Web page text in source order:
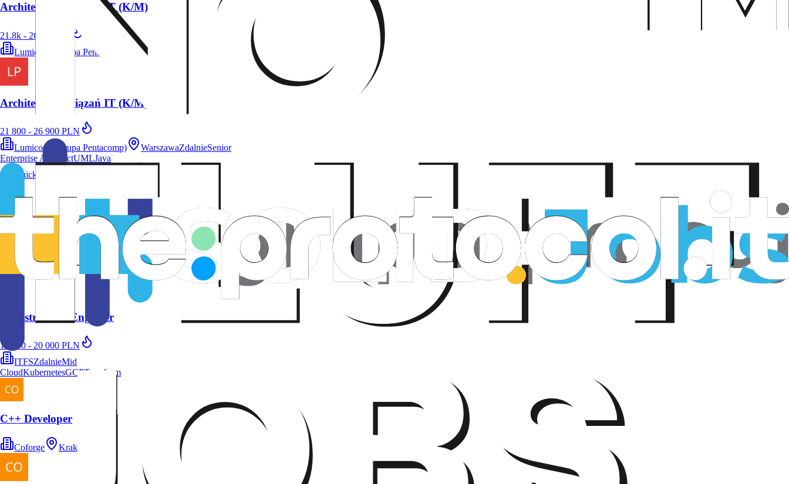
Architekt Rozwiązań IT (K/M)
21.8k - 26.9k PLN
Lumicode (Grupa Pentacomp)
Warszawa
Architekt Rozwiązań IT (K/M)
21 800 - 26 900 PLN
Lumicode (Grupa Pentacomp)
WarszawaZdalnieSenior
Enterprise ArchitectUMLJava
Quick Apply
Infrastructure Engineer
ITFS
Infrastructure Engineer
18 000 - 20 000 PLN
ITFSZdalnieMid
CloudKubernetesGCPTerraform
C++ Developer
Coforge Kraków